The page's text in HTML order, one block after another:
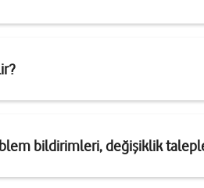
bildirimleri, değişiklik